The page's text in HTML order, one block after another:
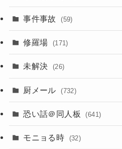
事件事故 (59)
修羅場 (171)
未解決 (26)
厨メール (732)
恐い話＠同人板 (641)
モニョる時 (32)